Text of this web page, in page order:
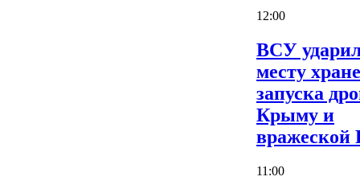
12:00
ВСУ
месту
запуска
Крыму и
вражеской
11:00